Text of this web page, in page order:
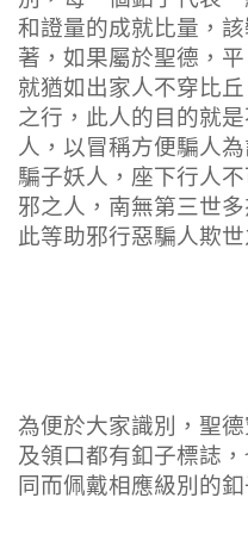
和證量的成就比量，
著，如果屬於聖德，
就猶如出家人不穿比
之行，此人的目的就
人，以冒稱方便騙人
騙子妖人，座下行人
邪之人，南無第三世
此等助邪行惡騙人欺世
為便於大家識別，聖
及領口都有釦子標誌
同而佩戴相應級別的釦